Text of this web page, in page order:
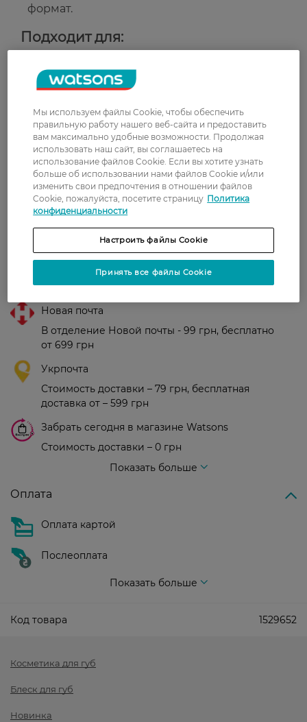
формат.
Подходит для:
глянцевого финиша.
Всех типов кожи губ.
Страна-производитель:Польша
Рейтинг и отзывы
0 0 відгуків
Новая почта
В отделение Новой почты - 99 грн, бесплатно
от 699 грн
Укрпочта
Стоимость доставки – 79 грн, бесплатная
доставка от – 599 грн
Забрать сегодня в магазине Watsons
Стоимость доставки – 0 грн
Показать больше
Оплата
Оплата картой
Послеоплата
Показать больше
Код товара 1529652
Косметика для губ
Блеск для губ
Новинка
Мы используем файлы Cookie, чтобы обеспечить
правильную работу нашего веб-сайта и предоставить
вам максимально удобные возможности. Продолжая
использовать наш сайт, вы соглашаетесь на
использование файлов Cookie. Если вы хотите узнать
больше об использовании нами файлов Cookie и/или
изменить свои предпочтения в отношении файлов
Cookie, пожалуйста, посетите страницу Политика
конфиденциальности
Настроить файлы Cookie
Принять все файлы Cookie